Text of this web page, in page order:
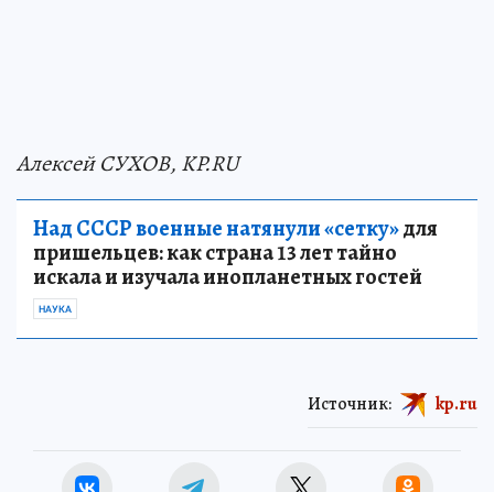
Алексей СУХОВ, KP.RU
Над СССР военные натянули «сетку»для
пришельцев: как страна 13 лет тайно
искала и изучала инопланетных гостей
НАУКА
Источник: kp.ru